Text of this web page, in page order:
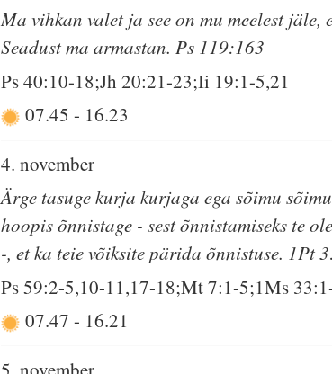
Ma vihkan valet ja see on mu meelest jäle,
Seadust ma armastan. Ps 119:163
Ps 40:10-18;Jh 20:21-23;Ii 19:1-5,21
07.45- 16.23
4. november
Ärge tasuge kurja kurjaga ega sõimu
hoopis õnnistage - sest õnnistamiseks te
-, et ka teie võiksite pärida õnnistuse. 1Pt
Ps 59:2-5,10-11,17-18;Mt 7:1-5;1Ms
07.47- 16.21